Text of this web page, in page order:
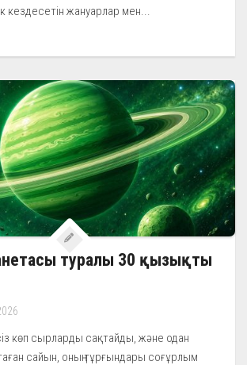
кездесетін жануарлар мен...
туралы 30 қызықты
көп сырларды сақтайды, және одан
сайын, оның тұрғындары соғұрлым